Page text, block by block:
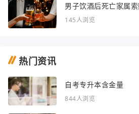
男子饮酒后死亡家属
145人浏览
热门资讯
自考专升本含金量
844人浏览